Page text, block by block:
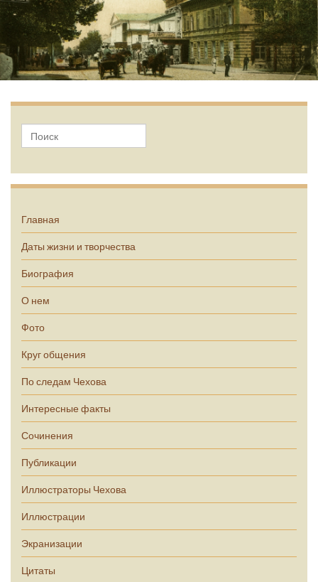
Главная
Даты жизни и творчества
Биография
О нем
Фото
Круг общения
По следам Чехова
Интересные факты
Сочинения
Публикации
Иллюстраторы Чехова
Иллюстрации
Экранизации
Цитаты